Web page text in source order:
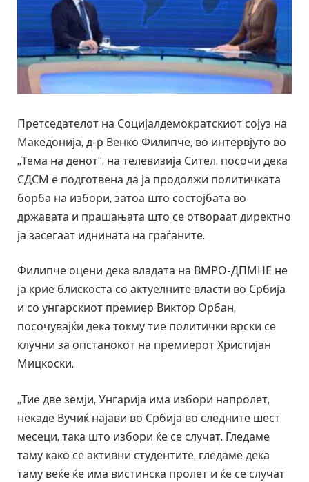
Претседателот на Социјалдемократскиот сојуз на
Македонија, д-р Венко Филипче, во интервјуто во
„Тема на денот“, на телевизија Сител, посочи дека
СДСМ е подготвена да ја продолжи политичката
борба на избори, затоа што состојбата во
државата и прашањата што се отвораат директно
ја засегаат иднината на граѓаните.
Филипче оцени дека владата на ВМРО-ДПМНЕ не
ја крие блискоста со актуелните власти во Србија
и со унгарскиот премиер Виктор Орбан,
посочувајќи дека токму тие политички врски се
клучни за опстанокот на премиерот Христијан
Мицкоски.
„Тие две земји, Унгарија има избори напролет,
некаде Вучиќ најави во Србија во следните шест
месеци, така што избори ќе се случат. Гледаме
таму како се активни студентите, гледаме дека
таму веќе ќе има вистинска пролет и ќе се случат